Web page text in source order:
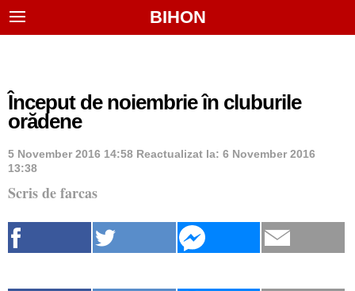
BIHON
Început de noiembrie în cluburile
orădene
5 November 2016 14:58 Reactualizat la: 6 November 2016
13:38
Scris de farcas